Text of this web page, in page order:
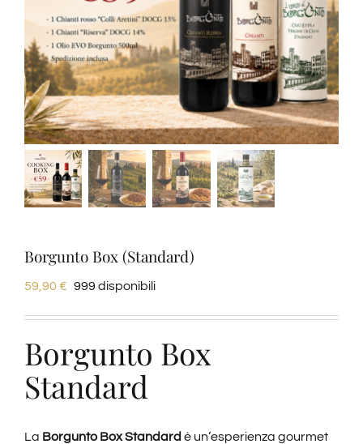
Degustazioni
Servizi
Wine Tasting
Blog
Amazon
Ebay
Borgunto Box (Standard)
59,90 € 999 disponibili
Borgunto Box
Standard
La Borgunto Box Standard è un’esperienza gourmet